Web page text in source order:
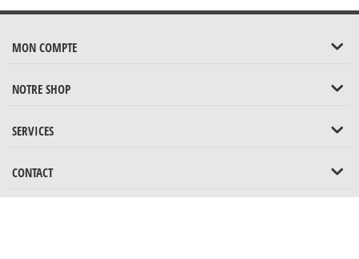
MON COMPTE
NOTRE SHOP
SERVICES
CONTACT